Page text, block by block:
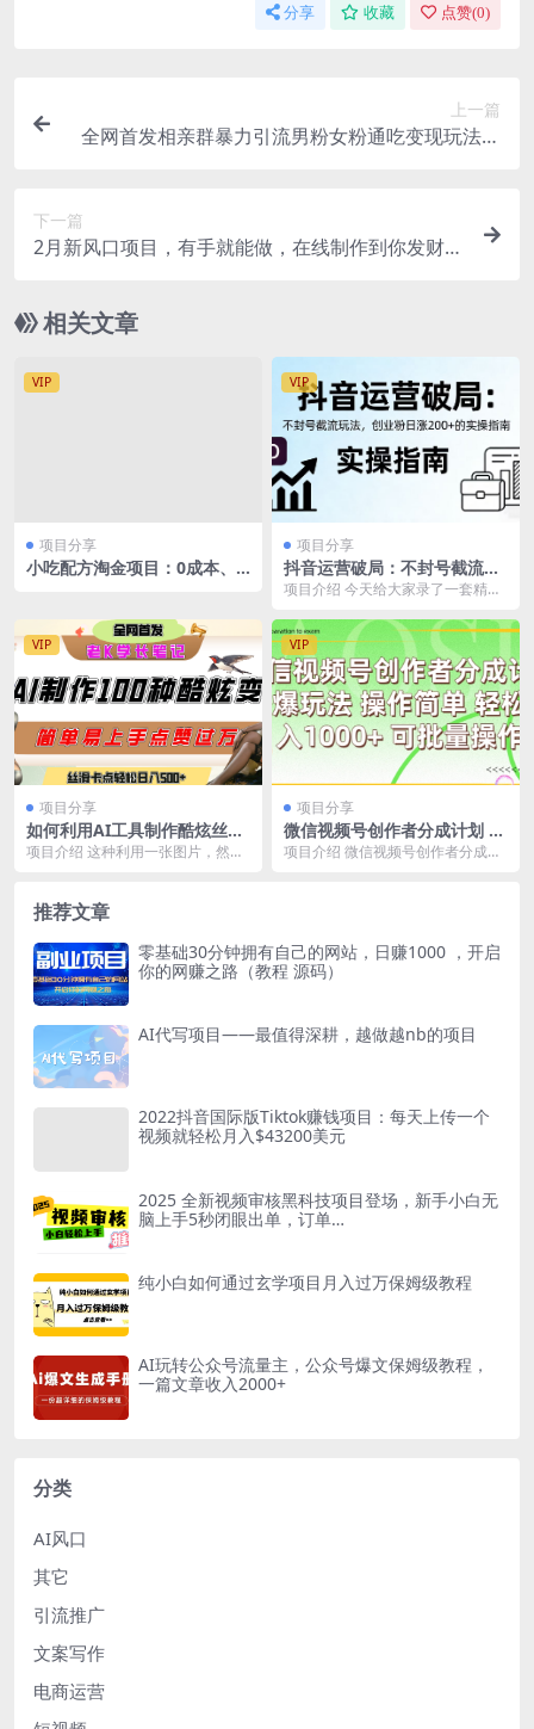
分享 收藏 点赞(0)
上一篇
全网首发相亲群暴力引流男粉女粉通吃变现玩法，
下一篇
2月新风口项目，有手就能做，在线制作到你发财手
相关文章
VIP
项目分享
小吃配方淘金项目：0成本、
VIP
项目分享
抖音运营破局：不封号截流玩
法，创业粉日涨 200 + 的实操
项目介绍 今天给大家录了一套精品
精准日引200+创...
VIP
项目分享
如何利用AI工具制作酷炫丝滑
变装100种风格视频，发布短
0+
项目介绍 这种利用一张图片，然后
VIP
项目分享
微信视频号创作者分成计划 简
单操作，轻松日入1000+ 可批
项目介绍 微信视频号创作者分成计
推荐文章
零基础30分钟拥有自己的网站，日赚1000 ，开启
你的网赚之路（教程 源码）
AI代写项目——最值得深耕，越做越nb的项目
2022抖音国际版Tiktok赚钱项目：每天上传一个
视频就轻松月入$43200美元
2025 全新视频审核黑科技项目登场，新手小白无
脑上手5秒闭眼出单，订单…
纯小白如何通过玄学项目月入过万保姆级教程
AI玩转公众号流量主，公众号爆文保姆级教程，
一篇文章收入2000+
分类
AI风口
其它
引流推广
文案写作
电商运营